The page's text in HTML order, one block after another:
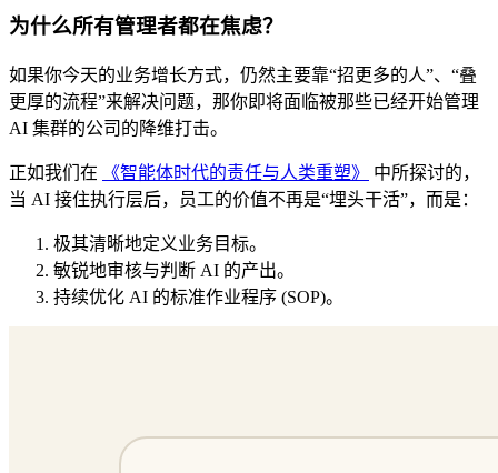
为什么所有管理者都在焦虑？
如果你今天的业务增长方式，仍然主要靠“招更多的人”、“叠
更厚的流程”来解决问题，那你即将面临被那些已经开始管理
AI 集群的公司的降维打击。
正如我们在 《智能体时代的责任与人类重塑》
中所探讨的，
当 AI 接住执行层后，员工的价值不再是“埋头干活”，而是：
极其清晰地定义业务目标。
敏锐地审核与判断 AI 的产出。
持续优化 AI 的标准作业程序 (SOP)。